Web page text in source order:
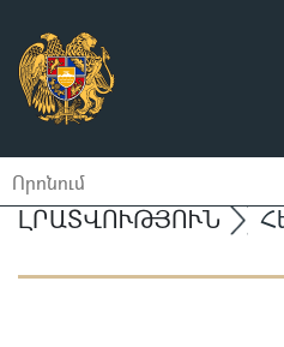
ԼՐԱՏՎՈՒԹՅՈՒՆ